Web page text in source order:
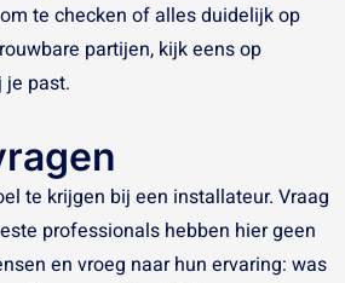
te checken of alles duidelijk op
partijen, kijk eens op
je past.
te krijgen bij een installateur. Vraag
professionals hebben hier geen
en vroeg naar hun ervaring: was